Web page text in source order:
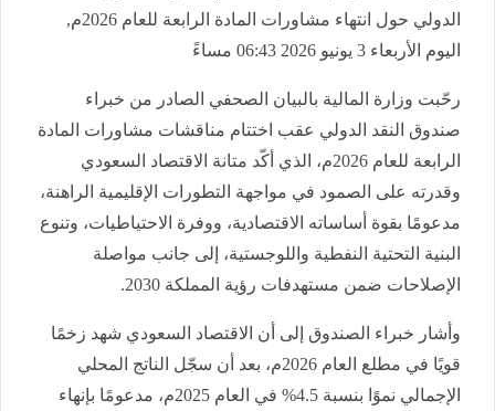
الدولي حول انتهاء مشاورات المادة الرابعة للعام 2026م,
اليوم الأربعاء 3 يونيو 2026 06:43 مساءً
رحّبت وزارة المالية بالبيان الصحفي الصادر من خبراء
صندوق النقد الدولي عقب اختتام مناقشات مشاورات المادة
الرابعة للعام 2026م، الذي أكّد متانة الاقتصاد السعودي
وقدرته على الصمود في مواجهة التطورات الإقليمية الراهنة،
مدعومًا بقوة أساساته الاقتصادية، ووفرة الاحتياطيات، وتنوع
البنية التحتية النفطية واللوجستية، إلى جانب مواصلة
الإصلاحات ضمن مستهدفات رؤية المملكة 2030.
وأشار خبراء الصندوق إلى أن الاقتصاد السعودي شهد زخمًا
قويًا في مطلع العام 2026م، بعد أن سجّل الناتج المحلي
الإجمالي نموًا بنسبة 4.5% في العام 2025م، مدعومًا بإنهاء